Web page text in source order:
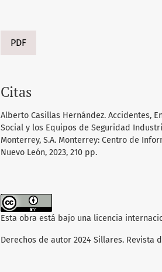
PDF
Citas
Alberto Casillas Hernández. Accidentes,
Social y los Equipos de Seguridad
Monterrey, S.A. Monterrey: Centro de
Nuevo León, 2023, 210 pp.
Esta obra está bajo una licencia
Derechos de autor 2024 Sillares. Revista